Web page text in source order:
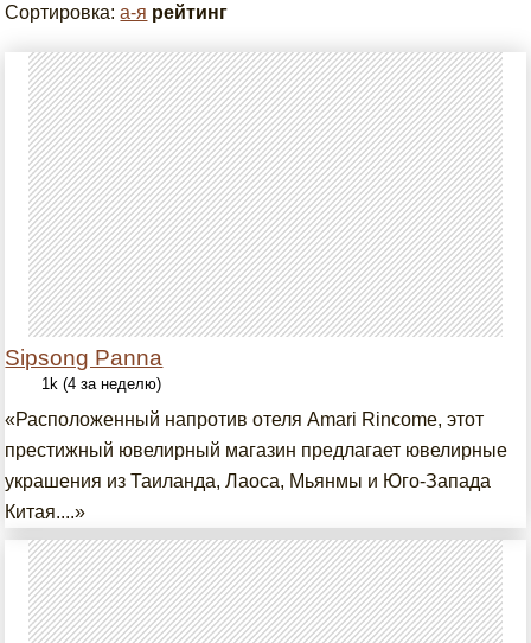
Сортировка:а-я рейтинг
Sipsong Panna
1k (4 за неделю)
«Расположенный напротив отеля Amari Rincome, этот
престижный ювелирный магазин предлагает ювелирные
украшения из Таиланда, Лаоса, Мьянмы и Юго-Запада
Китая....»